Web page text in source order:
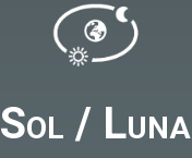
Sol / Luna